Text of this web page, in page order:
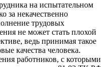
на испытательном
за некачественно
трудовых
не может стать плохой
ведь принимая такое
качества человека.
работников, с которыми